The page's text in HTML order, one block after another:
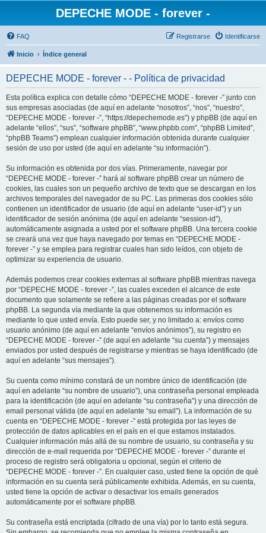
DEPECHE MODE - forever -
FAQ Identificarse
Registrarse
Inicio Índice general
DEPECHE MODE - forever - - Política de privacidad
Esta política explica con detalle cómo “DEPECHE MODE - forever -” junto con
sus empresas asociadas (de aquí en adelante “nosotros”, “nos”, “nuestro”,
“DEPECHE MODE - forever -”, “https://depechemode.es”) y phpBB (de aquí en
adelante “ellos”, “sus”, “software phpBB”, “www.phpbb.com”, “phpBB Limited”,
“phpBB Teams”) emplean cualquier información obtenida durante cualquier
sesión de uso por usted (de aquí en adelante “su información”).
Su información es obtenida por dos vías. Primeramente, navegar por
“DEPECHE MODE - forever -” hará al software phpBB crear un número de
cookies, las cuales son un pequeño archivo de texto que se descargan en los
archivos temporales del navegador de su PC. Las primeras dos cookies sólo
contienen un identificador de usuario (de aquí en adelante “user-id”) y un
identificador de sesión anónima (de aquí en adelante “session-id”),
automáticamente asignada a usted por el software phpBB. Una tercera cookie
se creará una vez que haya navegado por temas en “DEPECHE MODE -
forever -” y se emplea para registrar cuales han sido leídos, con objeto de
optimizar su experiencia de usuario.
Además podemos crear cookies externas al software phpBB mientras navega
por “DEPECHE MODE - forever -”, las cuales exceden el alcance de este
documento que solamente se refiere a las páginas creadas por el software
phpBB. La segunda vía mediante la que obtenemos su información es
mediante lo que usted envía. Esto puede ser, y no limitado a: envíos como
usuario anónimo (de aquí en adelante “envíos anónimos”), su registro en
“DEPECHE MODE - forever -” (de aquí en adelante “su cuenta”) y mensajes
enviados por usted después de registrarse y mientras se haya identificado (de
aquí en adelante “sus mensajes”).
Su cuenta como mínimo constará de un nombre único de identificación (de
aquí en adelante “su nombre de usuario”), una contraseña personal empleada
para la identificación (de aquí en adelante “su contraseña”) y una dirección de
email personal válida (de aquí en adelante “su email”). La información de su
cuenta en “DEPECHE MODE - forever -” está protegida por las leyes de
protección de datos aplicables en el país en el que estamos instalados.
Cualquier información más allá de su nombre de usuario, su contraseña y su
dirección de e-mail requerida por “DEPECHE MODE - forever -” durante el
proceso de registro será obligatoria u opcional, según el criterio de
“DEPECHE MODE - forever -”. En cualquier caso, usted tiene la opción de qué
información en su cuenta será públicamente exhibida. Además, en su cuenta,
usted tiene la opción de activar o desactivar los emails generados
automáticamente por el software phpBB.
Su contraseña está encriptada (cifrado de una vía) por lo tanto está segura.